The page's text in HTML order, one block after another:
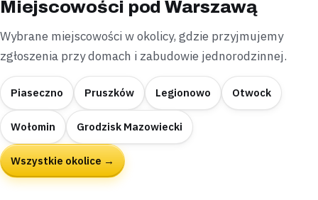
Miejscowości pod Warszawą
Wybrane miejscowości w okolicy, gdzie przyjmujemy
zgłoszenia przy domach i zabudowie jednorodzinnej.
Piaseczno Pruszków Legionowo Otwock
Wołomin Grodzisk Mazowiecki
Wszystkie okolice →